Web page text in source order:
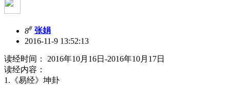
8# 张娟
2016-11-9 13:52:13
读经时间： 2016年10月16日-2016年10月17日
读经内容：
1.《易经》坤卦